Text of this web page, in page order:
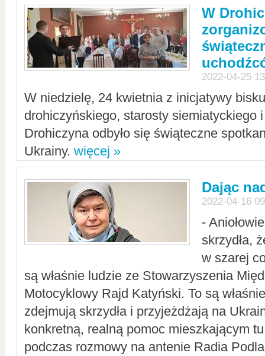
W
2022-04-25
W niedzielę, 24 kwietnia z inicjatywy
drohiczyńskiego, starosty siemiatyckiego
Drohiczyna odbyło się świąteczne
Ukrainy. więcej »
Dając
2022-04-16
-
skrzydła,
w szarej
są właśnie ludzie ze Stowarzyszenia
Motocyklowy Rajd Katyński. To są
zdejmują skrzydła i przyjeżdżają na
konkretną, realną pomoc mieszkającym
podczas rozmowy na antenie Radia